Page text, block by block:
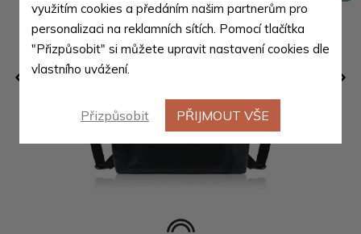
využitím cookies a předáním našim partnerům pro
personalizaci na reklamních sítích. Pomocí tlačítka
"Přizpůsobit" si můžete upravit nastavení cookies dle
vlastního uvážení.
Přizpůsobit PŘIJMOUT VŠE